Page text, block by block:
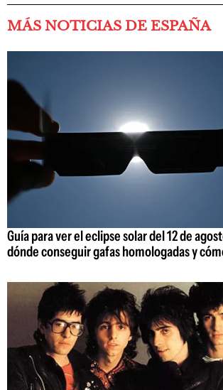
MÁS NOTICIAS DE ESPAÑA
Guía para ver el eclipse solar del 12 de
dónde conseguir gafas homologadas y